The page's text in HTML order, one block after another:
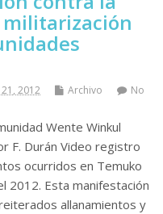
21, 2012 Archivo
No
Wente Winkul
F. Durán Video registro
ocurridos en Temuko
2012. Esta manifestación
allanamientos y